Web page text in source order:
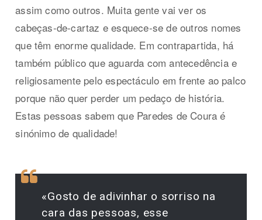
assim como outros. Muita gente vai ver os
cabeças-de-cartaz e esquece-se de outros nomes
que têm enorme qualidade. Em contrapartida, há
também público que aguarda com antecedência e
religiosamente pelo espectáculo em frente ao palco
porque não quer perder um pedaço de história.
Estas pessoas sabem que Paredes de Coura é
sinónimo de qualidade!
«Gosto de adivinhar o sorriso na
cara das pessoas, esse